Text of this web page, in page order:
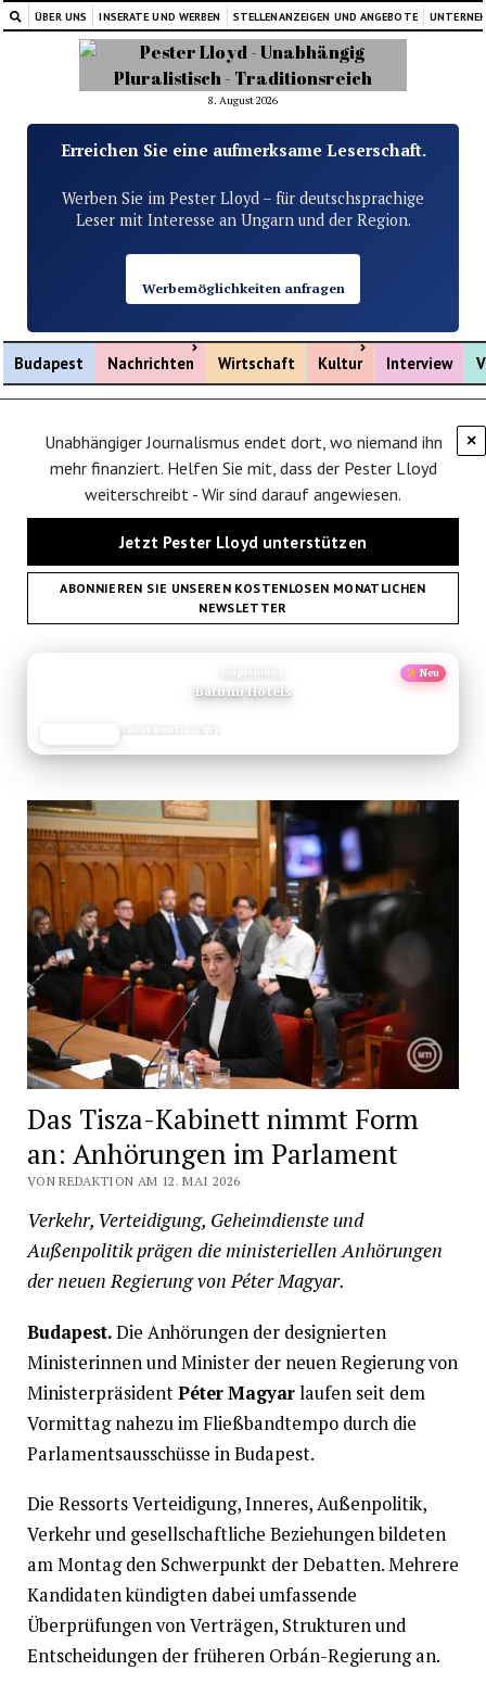
ÜBER UNS INSERATE UND WERBEN STELLENANZEIGEN UND ANGEBOTE
8. August 2026
Erreichen Sie eine aufmerksame Leserschaft.
Werben Sie im Pester Lloyd – für deutschsprachige
Leser mit Interesse an Ungarn und der Region.
Werbemöglichkeiten anfragen
Budapest Nachrichten
Menü öffnen
Wirtschaft Kultur
Menü öffnen
Interview
×
Unabhängiger Journalismus endet dort, wo niemand ihn
mehr finanziert. Helfen Sie mit, dass der Pester Lloyd
weiterschreibt - Wir sind darauf angewiesen.
Jetzt Pester Lloyd unterstützen
ABONNIEREN SIE UNSEREN KOSTENLOSEN MONATLICHEN
NEWSLETTER
Neu
Batumi Hotels
Das Tisza-Kabinett nimmt Form
an: Anhörungen im Parlament
VON REDAKTION AM 12. MAI 2026
Verkehr, Verteidigung, Geheimdienste und
Außenpolitik prägen die ministeriellen Anhörungen
der neuen Regierung von Péter Magyar.
Budapest.Die Anhörungen der designierten
Ministerinnen und Minister der neuen Regierung von
MinisterpräsidentPéter Magyarlaufen seit dem
Vormittag nahezu im Fließbandtempo durch die
Parlamentsausschüsse in Budapest.
Die Ressorts Verteidigung, Inneres, Außenpolitik,
Verkehr und gesellschaftliche Beziehungen bildeten
am Montag den Schwerpunkt der Debatten. Mehrere
Kandidaten kündigten dabei umfassende
Überprüfungen von Verträgen, Strukturen und
Entscheidungen der früheren Orbán-Regierung an.